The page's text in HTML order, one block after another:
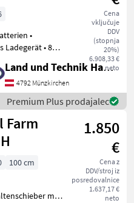
Lectric+
Cena
vključuje
DDV
(stopnja
20%)
6.908,33 €
neto
•
• 8
• Bereifung 16 x
Land und Technik HandelsgesmbH
4792 Münzkirchen
Premium Plus prodajalec
Farm
1.850
€
Cena z
DDV/stroj iz
posredovalnice
1.637,17 €
neto
100 cm
mit